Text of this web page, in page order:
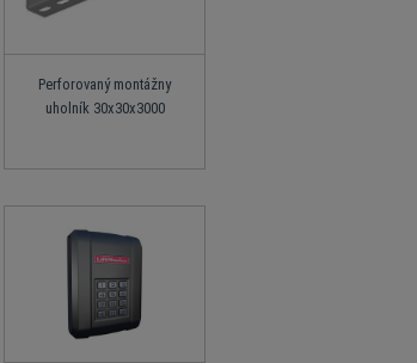
Perforovaný montážny
uholník 30x30x3000